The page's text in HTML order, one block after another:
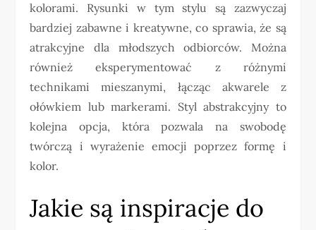
kolorami. Rysunki w tym stylu są zazwyczaj
bardziej zabawne i kreatywne, co sprawia, że są
atrakcyjne dla młodszych odbiorców. Można
również eksperymentować z różnymi
technikami mieszanymi, łącząc akwarele z
ołówkiem lub markerami. Styl abstrakcyjny to
kolejna opcja, która pozwala na swobodę
twórczą i wyrażenie emocji poprzez formę i
kolor.
Jakie są inspiracje do